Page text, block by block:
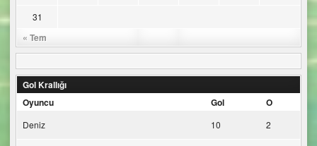
« Tem
31
Gol Krallığı
Oyuncu
Gol O
Deniz 10 2